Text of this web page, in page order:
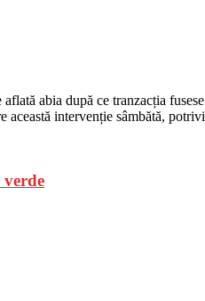
abia după ce tranzacția
această intervenție sâmbătă,